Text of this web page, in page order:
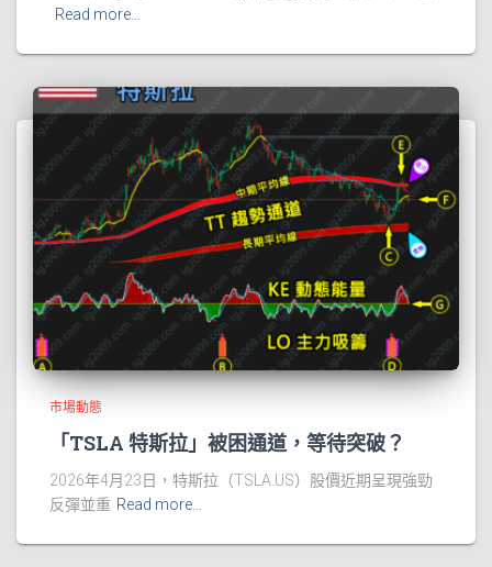
Read more…
市場動態
「TSLA 特斯拉」被困通道，等待突破？
2026年4月23日，特斯拉（TSLA.US）股價近期呈現強勁
反彈並重 Read more…